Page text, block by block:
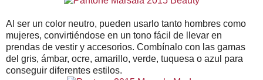
Al ser un color neutro, pueden usarlo tanto hombres como
mujeres, convirtiéndose en un tono fácil de llevar en
prendas de vestir y accesorios. Combínalo con las gamas
del gris, ámbar, ocre, amarillo, verde, tuquesa o azul para
conseguir diferentes estilos.